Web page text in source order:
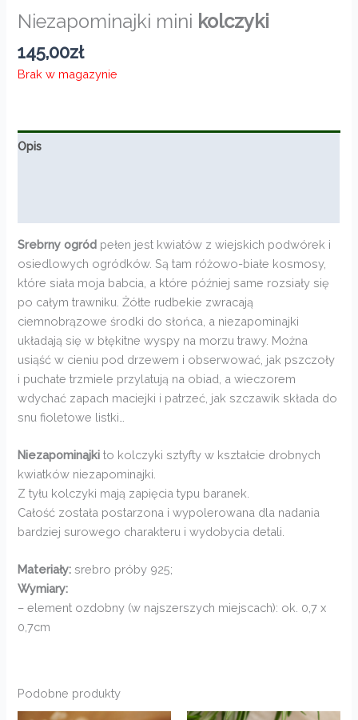
Niezapominajki mini kolczyki
145,00zł
Brak w magazynie
Opis
Srebrny ogród pełen jest kwiatów z wiejskich podwórek i
osiedlowych ogródków. Są tam różowo-białe kosmosy,
które siała moja babcia, a które później same rozsiały się
po całym trawniku. Żółte rudbekie zwracają
ciemnobrązowe środki do słońca, a niezapominajki
układają się w błękitne wyspy na morzu trawy. Można
usiąść w cieniu pod drzewem i obserwować, jak pszczoły
i puchate trzmiele przylatują na obiad, a wieczorem
wdychać zapach maciejki i patrzeć, jak szczawik składa do
snu fioletowe listki…
Niezapominajki to kolczyki sztyfty w kształcie drobnych
kwiatków niezapominajki.
Z tyłu kolczyki mają zapięcia typu baranek.
Całość została postarzona i wypolerowana dla nadania
bardziej surowego charakteru i wydobycia detali.
Materiały: srebro próby 925;
Wymiary:
– element ozdobny (w najszerszych miejscach): ok. 0,7 x
0,7cm
Podobne produkty